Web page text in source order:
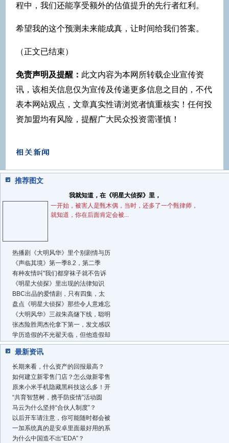
程中，我们还能享受额外的估值提升的先行者红利。
希望我的这个预测未来能成真，让时间给我们答案。
（正文已结束）
免责声明及提醒： 此文内容为本网所转载企业宣传资
讯，该相关信息仅为宣传及传递更多信息之目的，不代
表本网站观点，文章真实性请浏览者慎重核实！任何投
资加盟均有风险，提醒广大民众投资需谨慎！
推荐图文
我就知道，在《明星大侦探》里，
一开始，被害人是甄木偶，当时，还多了一个甄律师，
就知道，你在后面肯定会被...
热播剧《大明风华》里个别剧情与历
《声临其境》第一季8.2，第二季
有种友情叫"我们都穿袜子就不告诉
《明星大侦探》里出现的法律知识
BBC出品的爱情剧，只有四集，太
盘点《明星大侦探》那些令人意难忘
《大明风华》三叔朱高燧下线，聪明
张杰险胜周杰伦拿下第一，发文感叹
学历造假的不光翟天临，但他造假却
最新资讯
长期来看，什么资产的回报最高？
如何建立新零售门店？怎么做新零售
原来小米手机隐藏黑科技这么多！开
“共育智慧树，携手防疫情”活动圆
马云为什么坚持“合伙人制度”？
以后开车请注意，你可能随时都会被
一加系统真的是安卓里面最好用的系
为什么中国造不出“EDA”？